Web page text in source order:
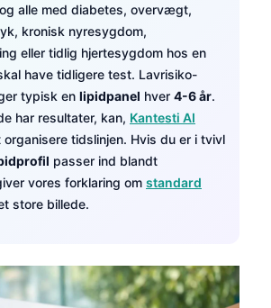
alle med diabetes, overvægt,
kronisk nyresygdom,
eller tidlig hjertesygdom hos en
have tidligere test. Lavrisiko-
typisk en lipidpanel hver 4-6 år.
har resultater, kan, Kantesti AI
tidslinjen. Hvis du er i tvivl
passer ind blandt
vores forklaring om standard
store billede.